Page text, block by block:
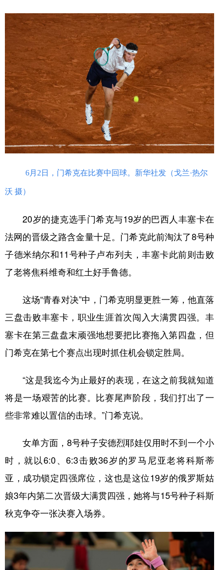
6月2日，门希克在比赛中回球。新华社发（戈兰·热尔
沃 摄）
20岁的捷克选手门希克与19岁的巴西人丰塞卡在
法网的晋级之路含金量十足。门希克此前淘汰了8号种
子德米纳尔和11号种子卢布列夫，丰塞卡此前则击败
了老将焦科维奇和红土好手鲁德。
这场“青春对决”中，门希克明显更胜一筹，他直落
三盘击败丰塞卡，职业生涯首次闯入大满贯四强。丰
塞卡在第三盘盘末顽强地想要把比赛拖入第四盘，但
门希克在第七个赛点出现时抓住机会锁定胜局。
“这是我迄今为止最好的表现，在这之前我就知道
将是一场艰苦的比赛。比赛尾声阶段，我们打出了一
些非常难以置信的击球。”门希克说。
女单方面，8号种子安德烈耶娃仅用时不到一个小
时，就以6:0、6:3击败36岁的罗马尼亚老将科斯蒂
亚，成功锁定四强席位，这也是这位19岁的俄罗斯姑
娘3年内第二次晋级大满贯四强，她将与15号种子科斯
秋克争夺一张决赛入场券。